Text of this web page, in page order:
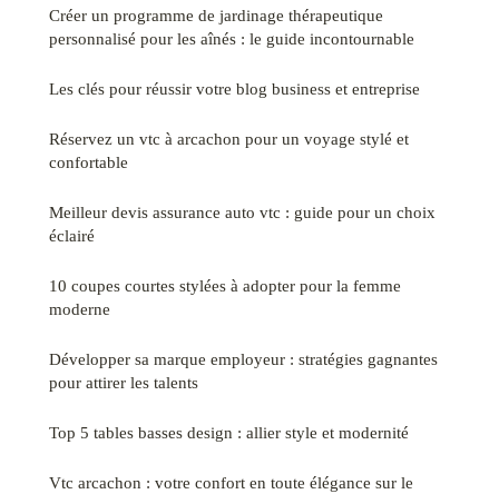
Créer un programme de jardinage thérapeutique
personnalisé pour les aînés : le guide incontournable
Les clés pour réussir votre blog business et entreprise
Réservez un vtc à arcachon pour un voyage stylé et
confortable
Meilleur devis assurance auto vtc : guide pour un choix
éclairé
10 coupes courtes stylées à adopter pour la femme
moderne
Développer sa marque employeur : stratégies gagnantes
pour attirer les talents
Top 5 tables basses design : allier style et modernité
Vtc arcachon : votre confort en toute élégance sur le